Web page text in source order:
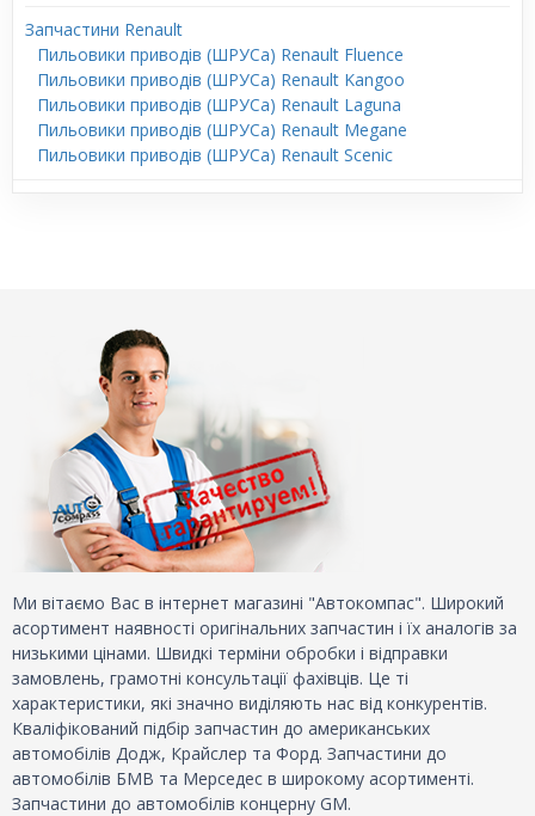
Запчастини Renault
Пильовики приводів (ШРУСа) Renault Fluence
Пильовики приводів (ШРУСа) Renault Kangoo
Пильовики приводів (ШРУСа) Renault Laguna
Пильовики приводів (ШРУСа) Renault Megane
Пильовики приводів (ШРУСа) Renault Scenic
Ми вітаємо Вас в інтернет магазині "Автокомпас". Широкий
асортимент наявності оригінальних запчастин і їх аналогів за
низькими цінами. Швидкі терміни обробки і відправки
замовлень, грамотні консультації фахівців. Це ті
характеристики, які значно виділяють нас від конкурентів.
Кваліфікований підбір запчастин до американських
автомобілів Додж, Крайслер та Форд. Запчастини до
автомобілів БМВ та Мерседес в широкому асортименті.
Запчастини до автомобілів концерну GM.